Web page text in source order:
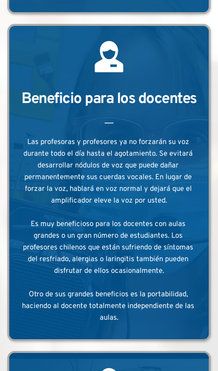
Beneficio para los docentes
Las profesoras y profesores ya no forzarán su voz
durante todo el día hasta el agotamiento. Se evitará
desarrollar nódulos de voz que puede dañar
permanentemente sus cuerdas vocales. En lugar de
forzar la voz, hablará en voz normal y dejará que el
amplificador eleve la voz por usted.
Es muy beneficioso para los docentes con aulas
grandes o un gran número de estudiantes. Los
profesores chilenos que están sufriendo de síntomas
del resfriado, alergias o laringitis también pueden
disfrutar de ellos ocasionalmente.
Otro de sus grandes beneficios es la portabilidad,
haciendo al docente totalmente independiente de las
aulas.